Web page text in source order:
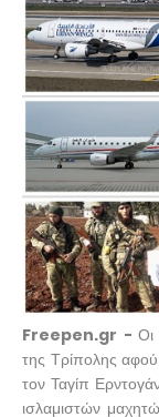
Freepen.gr - Οι
της Τρίπολης
τον Ταγίπ
ισλαμιστών